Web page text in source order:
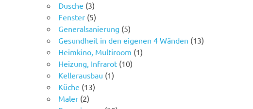
Dusche (3)
Fenster (5)
Generalsanierung (5)
Gesundheit in den eigenen 4 Wänden (13)
Heimkino, Multiroom (1)
Heizung, Infrarot (10)
Kellerausbau (1)
Küche (13)
Maler (2)